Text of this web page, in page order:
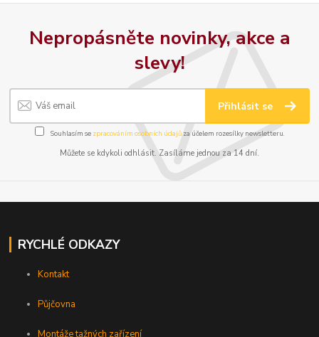
Nepropásněte novinky, akce a
slevy!
Přihlásit se
Souhlasím se zpracováním osobních údajůza účelem rozesílky newsletteru.
Můžete se kdykoli odhlásit. Zasíláme jednou za 14 dní.
RYCHLÉ ODKAZY
Kontakt
Půjčovna